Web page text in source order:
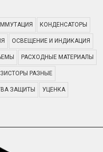
КОНДЕНСАТОРЫ
ОСВЕЩЕНИЕ И ИНДИКАЦИЯ
РАСХОДНЫЕ МАТЕРИАЛЫ
РАЗНЫЕ
ЗАЩИТЫ УЦЕНКА